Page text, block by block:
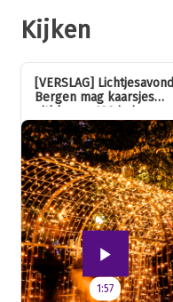
Kijken
[VERSLAG] Lichtjesavond
Bergen mag kaarsjes
uitblazen: 100 jarig
jubileum!
1:57